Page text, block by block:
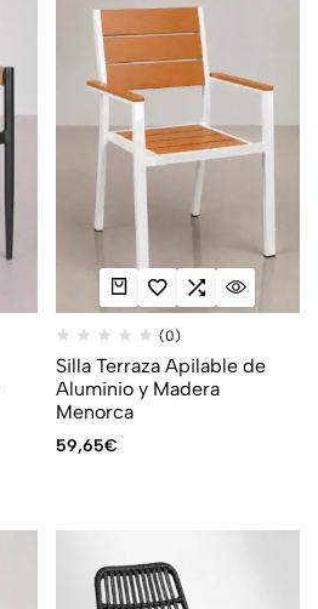
(0)
Silla Terraza Apilable de
Aluminio y Madera
Menorca
59,65€